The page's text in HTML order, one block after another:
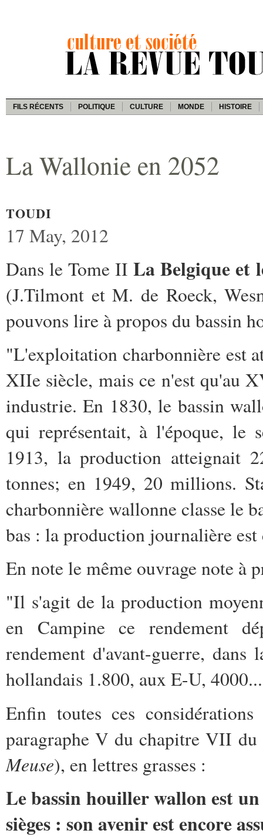
FILS RÉCENTS POLITIQUE CULTURE MONDE HISTOIRE
La Wallonie en 2052
TOUDI
17 May, 2012
Dans le Tome IILa Belgique et
(J.Tilmont et M. de Roeck,
pouvons lire à propos du bassin
"L'exploitation charbonnière est
XIIe siècle, mais ce n'est qu'au
industrie. En 1830, le bassin
qui représentait, à l'époque, le
1913, la production atteignait
tonnes; en 1949, 20 millions.
charbonnière wallonne classe le
bas : la production journalière
En note le même ouvrage note à
"Il s'agit de la production
en Campine ce rendement
rendement d'avant-guerre,
hollandais 1.800, aux E-U,
Enfin toutes ces
paragraphe V du chapitre VII du
Meuse), en lettres grasses :
Le bassin houiller wallon est
sièges : son avenir est encore